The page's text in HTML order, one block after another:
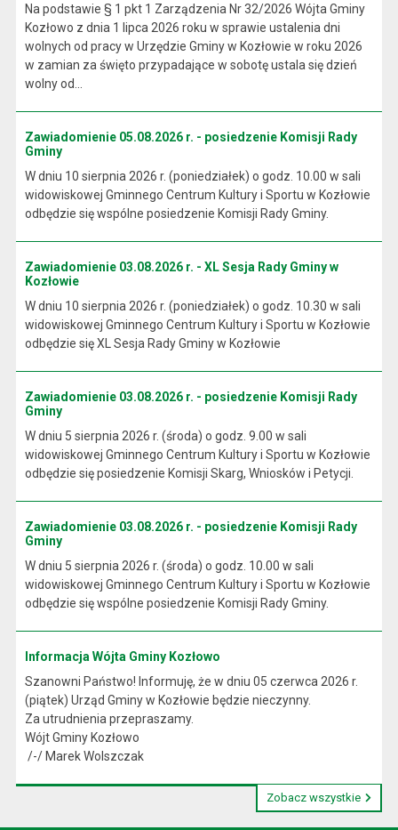
Na podstawie § 1 pkt 1 Zarządzenia Nr 32/2026 Wójta Gminy
Kozłowo z dnia 1 lipca 2026 roku w sprawie ustalenia dni
wolnych od pracy w Urzędzie Gminy w Kozłowie w roku 2026
w zamian za święto przypadające w sobotę ustala się dzień
wolny od...
Zawiadomienie 05.08.2026 r. - posiedzenie Komisji Rady
Gminy
W dniu 10 sierpnia 2026 r. (poniedziałek) o godz. 10.00 w sali
widowiskowej Gminnego Centrum Kultury i Sportu w Kozłowie
odbędzie się wspólne posiedzenie Komisji Rady Gminy.
Zawiadomienie 03.08.2026 r. - XL Sesja Rady Gminy w
Kozłowie
W dniu 10 sierpnia 2026 r. (poniedziałek) o godz. 10.30 w sali
widowiskowej Gminnego Centrum Kultury i Sportu w Kozłowie
odbędzie się XL Sesja Rady Gminy w Kozłowie
Zawiadomienie 03.08.2026 r. - posiedzenie Komisji Rady
Gminy
W dniu 5 sierpnia 2026 r. (środa) o godz. 9.00 w sali
widowiskowej Gminnego Centrum Kultury i Sportu w Kozłowie
odbędzie się posiedzenie Komisji Skarg, Wniosków i Petycji.
Zawiadomienie 03.08.2026 r. - posiedzenie Komisji Rady
Gminy
W dniu 5 sierpnia 2026 r. (środa) o godz. 10.00 w sali
widowiskowej Gminnego Centrum Kultury i Sportu w Kozłowie
odbędzie się wspólne posiedzenie Komisji Rady Gminy.
Informacja Wójta Gminy Kozłowo
Szanowni Państwo! Informuję, że w dniu 05 czerwca 2026 r.
(piątek) Urząd Gminy w Kozłowie będzie nieczynny.
Za utrudnienia przepraszamy.
Wójt Gminy Kozłowo
/-/ Marek Wolszczak
Zobacz wszystkie